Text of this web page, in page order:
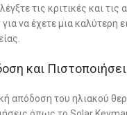
τις κριτικές και τις
να έχετε μια καλύτερη
και
απόδοση του ηλιακού